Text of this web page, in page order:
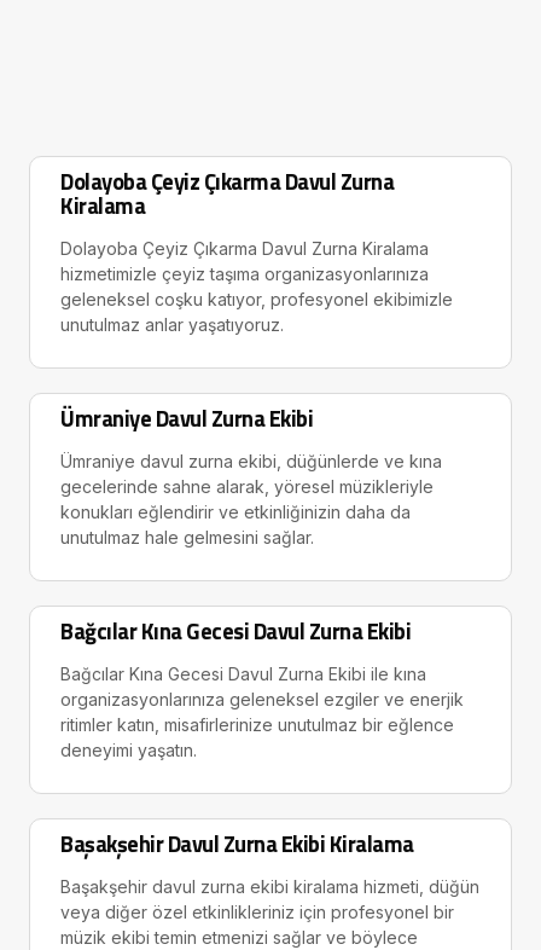
Dolayoba Çeyiz Çıkarma Davul Zurna
Kiralama
Dolayoba Çeyiz Çıkarma Davul Zurna Kiralama
hizmetimizle çeyiz taşıma organizasyonlarınıza
geleneksel coşku katıyor, profesyonel ekibimizle
unutulmaz anlar yaşatıyoruz.
Ümraniye Davul Zurna Ekibi
Ümraniye davul zurna ekibi, düğünlerde ve kına
gecelerinde sahne alarak, yöresel müzikleriyle
konukları eğlendirir ve etkinliğinizin daha da
unutulmaz hale gelmesini sağlar.
Bağcılar Kına Gecesi Davul Zurna Ekibi
Bağcılar Kına Gecesi Davul Zurna Ekibi ile kına
organizasyonlarınıza geleneksel ezgiler ve enerjik
ritimler katın, misafirlerinize unutulmaz bir eğlence
deneyimi yaşatın.
Başakşehir Davul Zurna Ekibi Kiralama
Başakşehir davul zurna ekibi kiralama hizmeti, düğün
veya diğer özel etkinlikleriniz için profesyonel bir
müzik ekibi temin etmenizi sağlar ve böylece